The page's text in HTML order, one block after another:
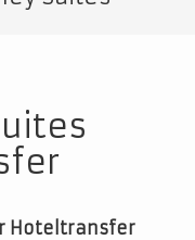
Hoteltransfer